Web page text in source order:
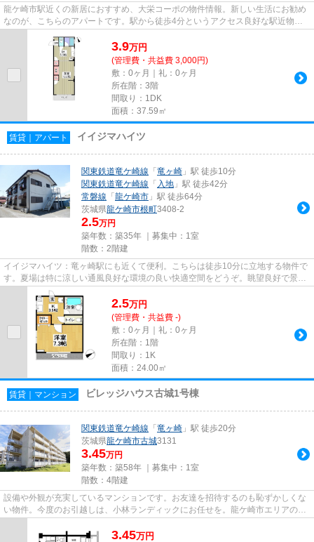
龍ケ崎市駅近くの新居におすすめ、大栄コーポの物件情報。新しい生活にお勧め
なのが、こちらのアパートです。駅から徒歩4分というアクセス良好な駅近物件
3.9万円
(管理費・共益費 3,000円)
敷：0ヶ月｜礼：0ヶ月
所在階：3階
間取り：1DK
面積：37.59㎡
賃貸｜アパート イイジマハイツ
関東鉄道竜ケ崎線 「 竜ヶ崎 」駅 徒歩10分
関東鉄道竜ケ崎線 「 入地 」駅 徒歩42分
常磐線 「 龍ケ崎市 」駅 徒歩64分
茨城県龍ケ崎市根町3408-2
2.5万円
築年数：築35年 ｜募集中： 1室
階数：2階建
イイジマハイツ：竜ヶ崎駅にも近くて便利。こちらは徒歩10分に立地する物件で
す。夏場は特に涼しい通風良好な環境の良い快適空間をどうぞ。眺望良好で景色
が楽しめます。当社は、お客...
2.5万円
(管理費・共益費 -)
敷：0ヶ月｜礼：0ヶ月
所在階：1階
間取り：1K
面積：24.00㎡
賃貸｜マンション ビレッジハウス古城1号棟
関東鉄道竜ケ崎線 「 竜ヶ崎 」駅 徒歩20分
茨城県龍ケ崎市古城3131
3.45万円
築年数：築58年 ｜募集中： 1室
階数：4階建
設備や外観が充実しているマンションです。お友達を招待するのも恥ずかしくな
い物件。今度のお引越しは、小林ランディックにお任せを。龍ケ崎市エリアの物
3.45万円